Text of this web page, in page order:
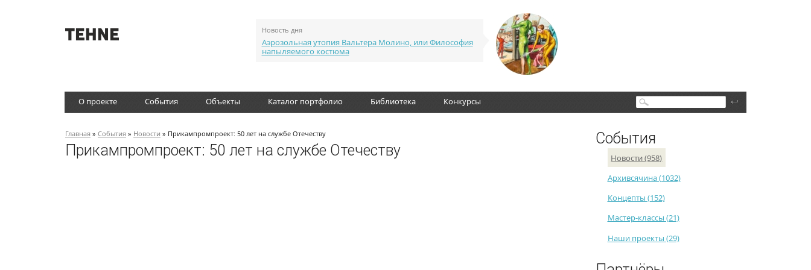
Новость дня
Аэрозольная утопия Вальтера Молино, или Философия
напыляемого костюма
О проекте События Объекты Каталог портфолио Библиотека Конкурсы Поиск
Главная » События » Новости » Прикампромпроект: 50 лет на службе Отечеству
Прикампромпроект: 50 лет на службе Отечеству
События
Новости (958)
Архивсячина (1032)
Концепты (152)
Мастер-классы (21)
Наши проекты (29)